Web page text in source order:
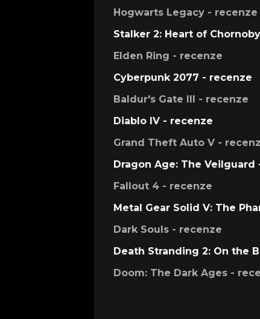
Hogwarts Legacy - recenze
Stalker 2: Heart of
Elden Ring - recenze
Cyberpunk 2077 - recenze
Baldur's Gate III - recenze
Diablo IV - recenze
Grand Theft Auto V -
Dragon Age: The Veilguard
Fallout 4 - recenze
Metal Gear Solid V: The
Dark Souls - recenze
Death Stranding 2: On the
Doom: The Dark Ages -